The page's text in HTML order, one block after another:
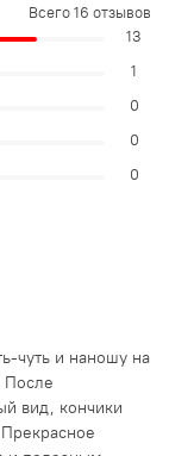
чуть и наношу на
После
вид, кончики
Всего16 отзывов
13
1
0
0
0